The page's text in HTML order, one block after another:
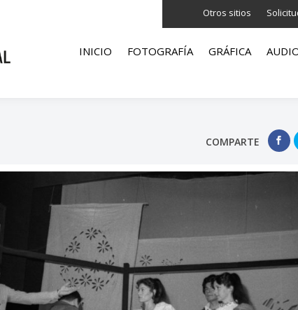
Otros sitios
INICIO FOTOGRAFÍA GRÁFICA
COMPARTE